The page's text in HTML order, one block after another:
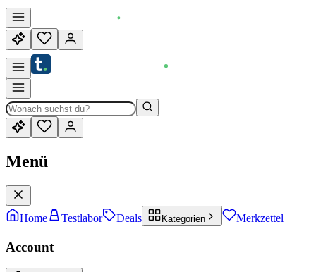
Menü
Home Testlabor Deals Kategorien Merkzettel
Account